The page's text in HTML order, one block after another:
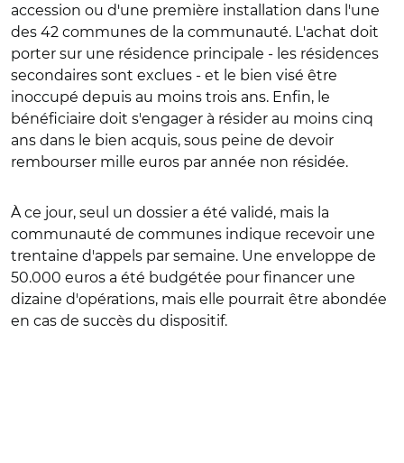
accession ou d'une première installation dans l'une
des 42 communes de la communauté. L'achat doit
porter sur une résidence principale - les résidences
secondaires sont exclues - et le bien visé être
inoccupé depuis au moins trois ans. Enfin, le
bénéficiaire doit s'engager à résider au moins cinq
ans dans le bien acquis, sous peine de devoir
rembourser mille euros par année non résidée.
À ce jour, seul un dossier a été validé, mais la
communauté de communes indique recevoir une
trentaine d'appels par semaine. Une enveloppe de
50.000 euros a été budgétée pour financer une
dizaine d'opérations, mais elle pourrait être abondée
en cas de succès du dispositif.